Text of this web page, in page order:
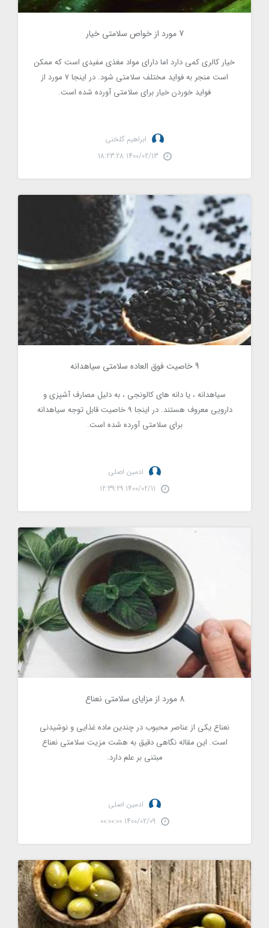
7 مورد از خواص سلامتی خیار
خیار کالری کمی دارد اما دارای مواد مغذی مفیدی است که ممکن
است منجر به فواید مختلف سلامتی شود. در اینجا 7 مورد از
فواید خوردن خیار برای سلامتی آورده شده است.
ابراهیم گلخنی
1400/02/13 18:23:28
9 خاصیت فوق العاده سلامتی سیاهدانه
سیاهدانه ، یا دانه های کالونجی ، به دلیل مصارف آشپزی و
دارویی معروف هستند. در اینجا 9 خاصیت قابل توجه سیاهدانه
برای سلامتی آورده شده است.
ادمین اصلی
1400/02/11 12:39:29
8 مورد از مزایای سلامتی نعناع
نعناع یکی از عناصر محبوب در چندین ماده غذایی و نوشیدنی
است. این مقاله نگاهی دقیق به هشت مزیت سلامتی نعناع
مبتنی بر علم دارد.
ادمین اصلی
1400/02/09 00:00:00